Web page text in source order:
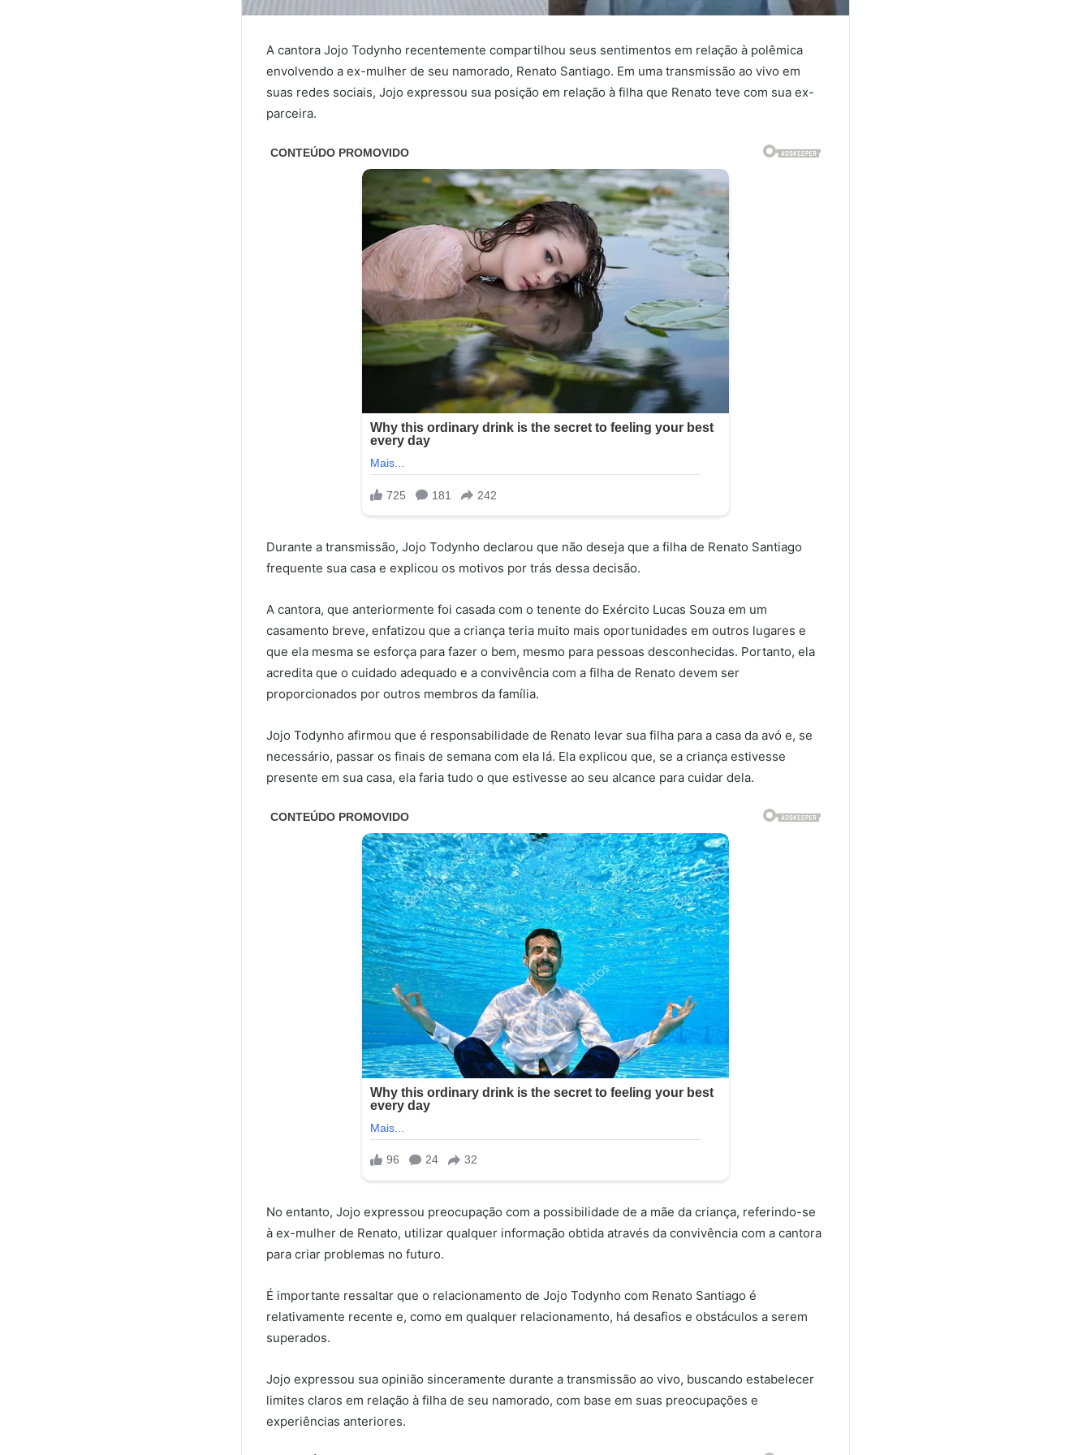
A cantora Jojo Todynho recentemente compartilhou seus sentimentos em relação à polêmica
envolvendo a ex-mulher de seu namorado, Renato Santiago. Em uma transmissão ao vivo em
suas redes sociais, Jojo expressou sua posição em relação à filha que Renato teve com sua ex-
parceira.
Durante a transmissão, Jojo Todynho declarou que não deseja que a filha de Renato Santiago
frequente sua casa e explicou os motivos por trás dessa decisão.
A cantora, que anteriormente foi casada com o tenente do Exército Lucas Souza em um
casamento breve, enfatizou que a criança teria muito mais oportunidades em outros lugares e
que ela mesma se esforça para fazer o bem, mesmo para pessoas desconhecidas. Portanto, ela
acredita que o cuidado adequado e a convivência com a filha de Renato devem ser
proporcionados por outros membros da família.
Jojo Todynho afirmou que é responsabilidade de Renato levar sua filha para a casa da avó e, se
necessário, passar os finais de semana com ela lá. Ela explicou que, se a criança estivesse
presente em sua casa, ela faria tudo o que estivesse ao seu alcance para cuidar dela.
No entanto, Jojo expressou preocupação com a possibilidade de a mãe da criança, referindo-se
à ex-mulher de Renato, utilizar qualquer informação obtida através da convivência com a cantora
para criar problemas no futuro.
É importante ressaltar que o relacionamento de Jojo Todynho com Renato Santiago é
relativamente recente e, como em qualquer relacionamento, há desafios e obstáculos a serem
superados.
Jojo expressou sua opinião sinceramente durante a transmissão ao vivo, buscando estabelecer
limites claros em relação à filha de seu namorado, com base em suas preocupações e
experiências anteriores.